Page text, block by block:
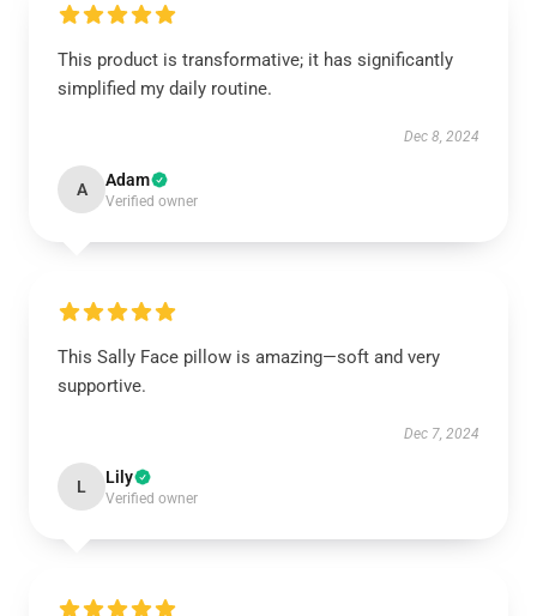
This product is transformative; it has significantly
simplified my daily routine.
Dec 8, 2024
A Adam
Verified owner
This Sally Face pillow is amazing—soft and very
supportive.
Dec 7, 2024
L Lily
Verified owner